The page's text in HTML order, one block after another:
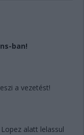
ban!
a vezetést!
alatt lelassul